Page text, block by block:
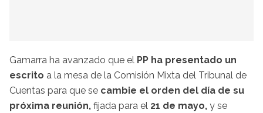
Gamarra ha avanzado que el PP ha presentado un
escrito a la mesa de la Comisión Mixta del Tribunal de
Cuentas para que se cambie el orden del día de su
próxima reunión, fijada para el 21 de mayo, y se